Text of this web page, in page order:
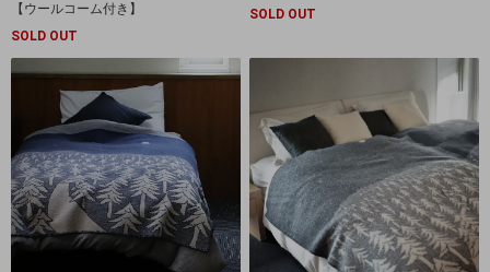
【ウールコーム付き】
SOLD OUT
SOLD OUT